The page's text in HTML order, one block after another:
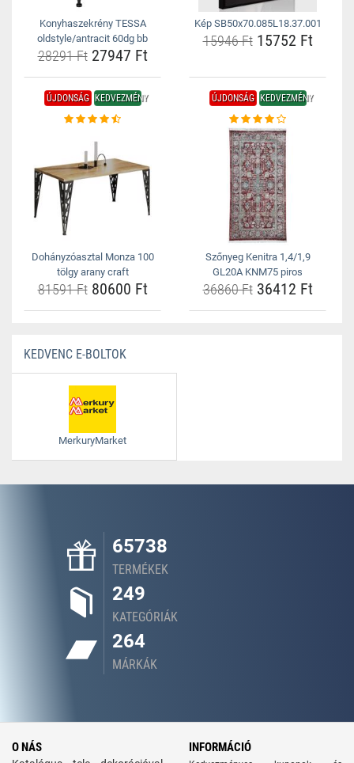
Konyhaszekrény TESSA
oldstyle/antracit 60dg bb
28291 Ft27947 Ft
Kép SB50x70.085L18.37.001
15946 Ft15752 Ft
ÚJDONSÁG KEDVEZMÉNY
Dohányzóasztal Monza 100
tölgy arany craft
81591 Ft80600 Ft
ÚJDONSÁG KEDVEZMÉNY
Szőnyeg Kenitra 1,4/1,9
GL20A KNM75 piros
36860 Ft36412 Ft
KEDVENC E-BOLTOK
MerkuryMarket
65738
TERMÉKEK
249
KATEGÓRIÁK
264
MÁRKÁK
O NÁS INFORMÁCIÓ